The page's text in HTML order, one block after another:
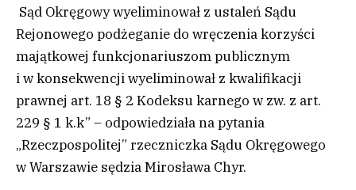
Sąd Okręgowy wyeliminował z ustaleń Sądu
Rejonowego podżeganie do wręczenia korzyści
majątkowej funkcjonariuszom publicznym
i w konsekwencji wyeliminował z kwalifikacji
prawnej art. 18 § 2 Kodeksu karnego w zw. z art.
229 § 1 k.k” – odpowiedziała na pytania
„Rzeczpospolitej” rzeczniczka Sądu Okręgowego
w Warszawie sędzia Mirosława Chyr.